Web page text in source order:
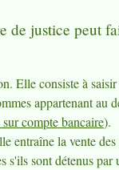
de justice peut
Elle consiste à
appartenant au
sur compte bancaire).
entraîne la vente
s'ils sont détenus par